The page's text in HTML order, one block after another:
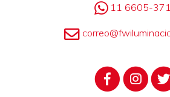
11 6605-